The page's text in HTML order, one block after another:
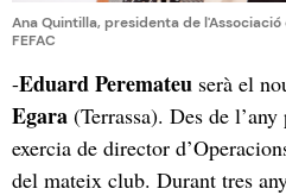
Ana Quintilla, presidenta de
FEFAC
-Eduard Peremateu serà el
Egara (Terrassa). Des de
exercia de director
del mateix club. Durant tres